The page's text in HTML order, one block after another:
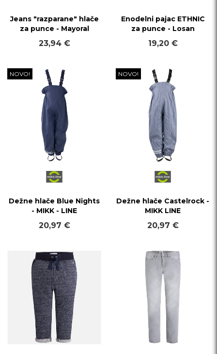
Jeans "razparane" hlače
za punce - Mayoral
23,94 €
Enodelni pajac ETHNIC
za punce - Losan
19,20 €
NOVO!
Dežne hlače Blue Nights
- MIKK - LINE
20,97 €
NOVO!
Dežne hlače Castelrock -
MIKK LINE
20,97 €